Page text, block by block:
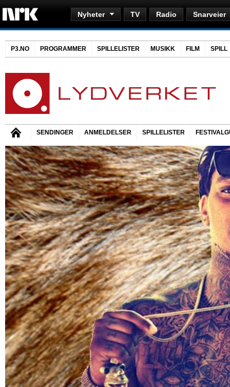
Nyheter TV Radio Snarveier
P3.NO PROGRAMMER SPILLELISTER MUSIKK FILM SPILL
SENDINGER ANMELDELSER SPILLELISTER